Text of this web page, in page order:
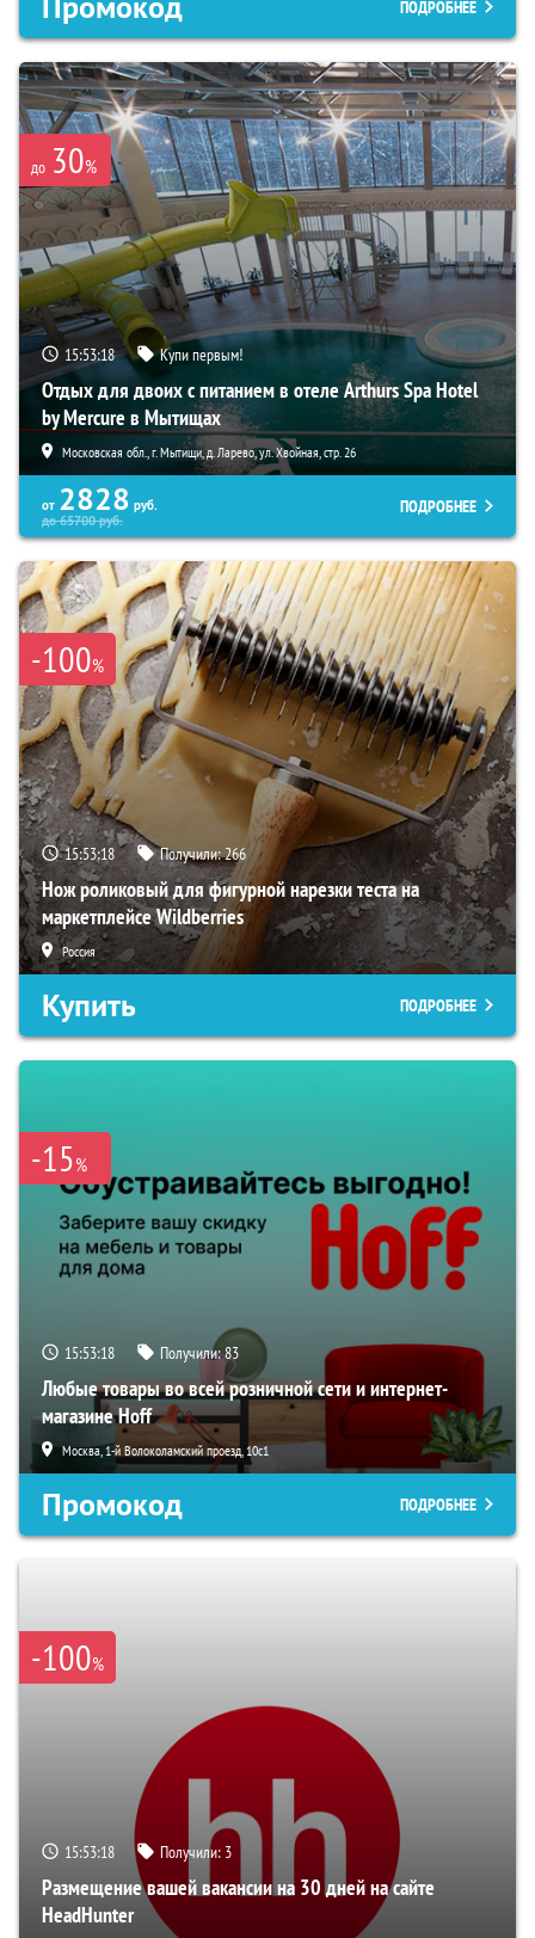
ПОДРОБНЕЕ
до 30%
15:53:17 Купи первым!
Отдых для двоих с питанием в отеле Arthurs Spa Hotel
by Mercure в Мытищах
Московская обл., г. Мытищи, д. Ларево, ул. Хвойная, стр. 26
от 2828 руб.
до65700руб.
ПОДРОБНЕЕ
-100%
15:53:17 Получили:266
Нож роликовый для фигурной нарезки теста на
маркетплейсе Wildberries
Россия
Купить ПОДРОБНЕЕ
-15%
15:53:17 Получили:83
Любые товары во всей розничной сети и интернет-
магазине Hoff
Москва, 1-й Волоколамский проезд, 10с1
Промокод ПОДРОБНЕЕ
-100%
15:53:17 Получили: 3
Размещение вашей вакансии на 30 дней на сайте
HeadHunter